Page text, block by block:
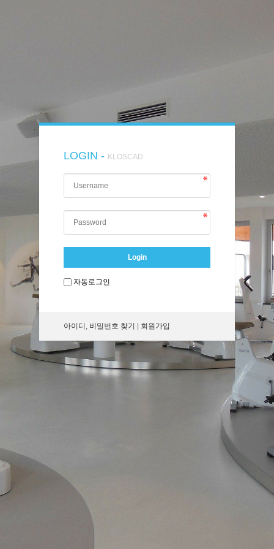
LOGIN - KLOSCAD
Login
자동로그인
아이디, 비밀번호 찾기 회원가입